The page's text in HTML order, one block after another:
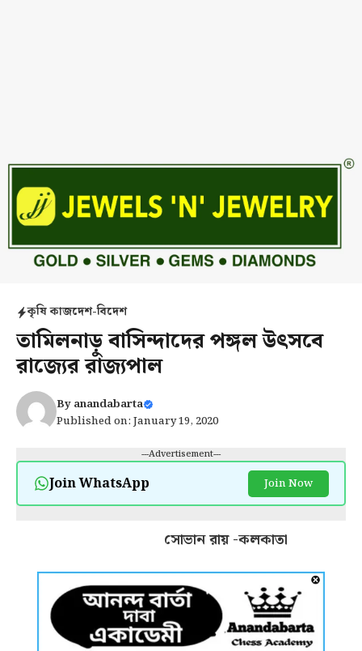
কৃষি কাজদেশ-বিদেশ
তামিলনাড়ু বাসিন্দাদের পঙ্গল উৎসবে
রাজ্যের রাজ্যপাল
Byanandabarta
Published on: January 19, 2020
---Advertisement---
Join WhatsApp Join Now
সোভান রায় -কলকাতা